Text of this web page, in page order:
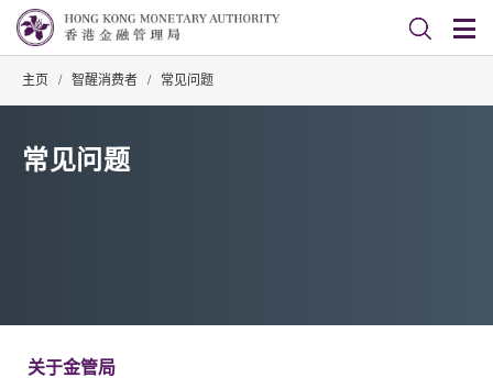
主页 / 智醒消费者 / 常见问题
常见问题
关于金管局